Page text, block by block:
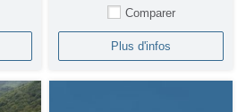
Comparer
Plus d'infos